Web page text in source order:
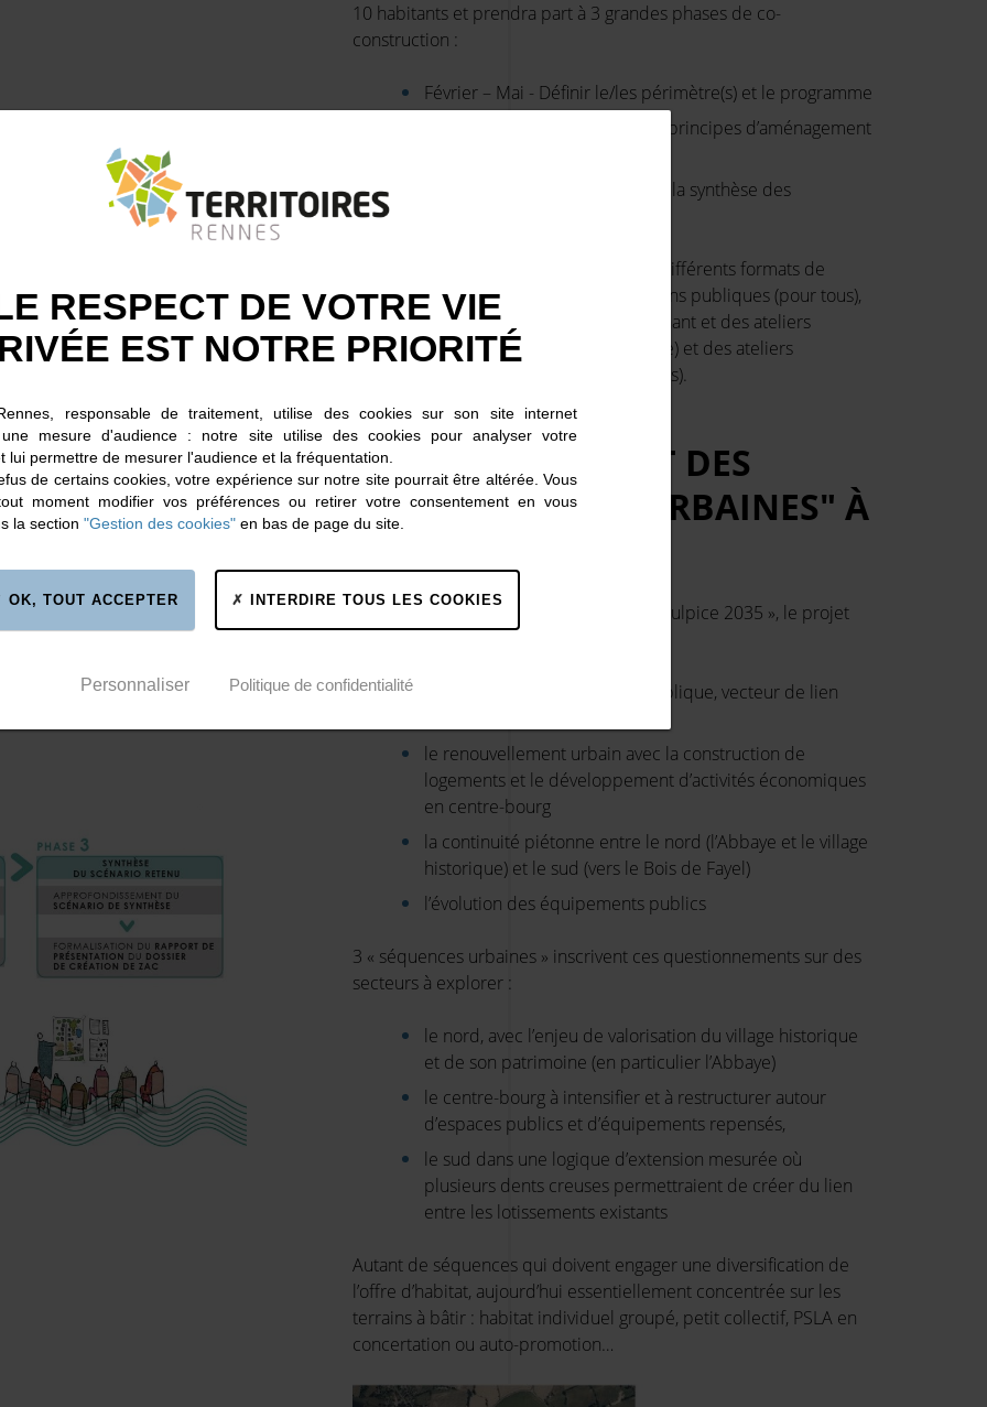
10 habitants et prendra part à 3 grandes phases de co-
construction :
Février – Mai - Définir le/les périmètre(s) et le programme
Juin- Septembre - Identifier les principes d’aménagement
Septembre – Novembre - Faire la synthèse des
Pour nourrir ces trois phases de travail, différents formats de
rencontre sont programmés : des réunions publiques (pour tous),
des ateliers de programmation en marchant et des ateliers
thématiques (pour l’instance participative) et des ateliers
participatifs élargis (environ 60 personnes).
DES THÈMES ET DES
"SÉQUENCES URBAINES" À
Prenant la suite de la démarche « Saint-Sulpice 2035 », le projet
l’aménagement d’une place publique, vecteur de lien
le renouvellement urbain avec la construction de
logements et le développement d’activités économiques
en centre-bourg
la continuité piétonne entre le nord (l’Abbaye et le village
historique) et le sud (vers le Bois de Fayel)
l’évolution des équipements publics
3 « séquences urbaines » inscrivent ces questionnements sur des
secteurs à explorer :
le nord, avec l’enjeu de valorisation du village historique
et de son patrimoine (en particulier l’Abbaye)
le centre-bourg à intensifier et à restructurer autour
d’espaces publics et d’équipements repensés,
le sud dans une logique d’extension mesurée où
plusieurs dents creuses permettraient de créer du lien
entre les lotissements existants
Autant de séquences qui doivent engager une diversification de
l’offre d’habitat, aujourd’hui essentiellement concentrée sur les
terrains à bâtir : habitat individuel groupé, petit collectif, PSLA en
concertation ou auto-promotion…
RESPECT DE VOTRE VIE
EST NOTRE PRIORITÉ
responsable de traitement, utilise des cookies sur son site internet
une mesure d'audience : notre site utilise des cookies pour analyser votre
lui permettre de mesurer l'audience et la fréquentation.
de certains cookies, votre expérience sur notre site pourrait être altérée. Vous
moment modifier vos préférences ou retirer votre consentement en vous
la section "Gestion des cookies" en bas de page du site.
OK, TOUT ACCEPTER INTERDIRE TOUS LES COOKIES
Personnaliser Politique de confidentialité